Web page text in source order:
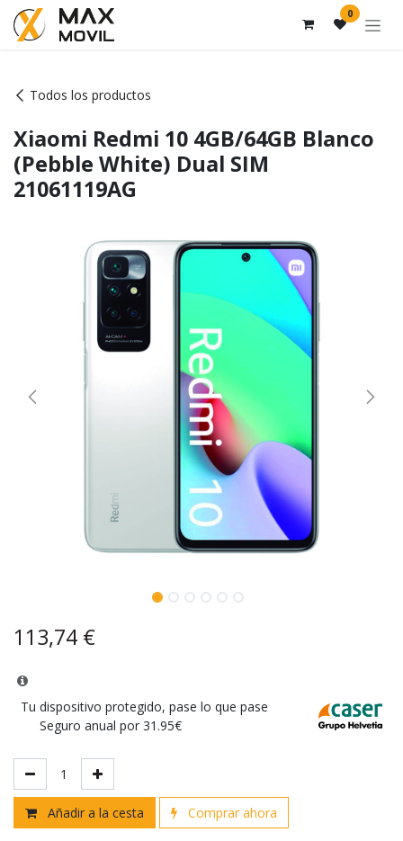
Ir al contenido 0
Todos los productos
Xiaomi Redmi 10 4GB/64GB Blanco
(Pebble White) Dual SIM
21061119AG
113,74 €
Tu dispositivo protegido, pase lo que pase
Seguro anual por 31.95€
Añadir a la cesta Comprar ahora